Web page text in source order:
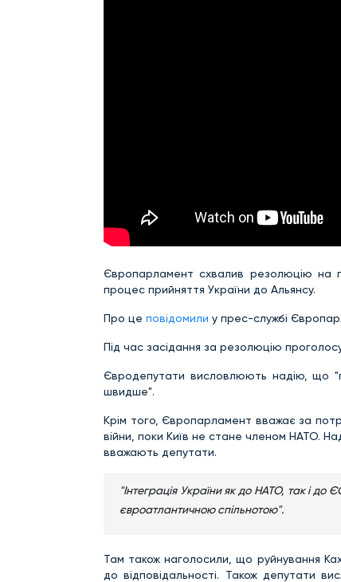
Європарламент схвалив резолюцію на
процес прийняття України до Альянсу.
Про це повідомили у прес-службі
Під час засідання за резолюцію
Євродепутати висловлюють надію, що
швидше".
Крім того, Європарламент вважає за
війни, поки Київ не стане членом НАТО.
вважають депутати.
"Інтеграція України як до НАТО, так і до
євроатлантичною спільнотою".
Там також наголосили, що руйнування
до відповідальності. Також депутати